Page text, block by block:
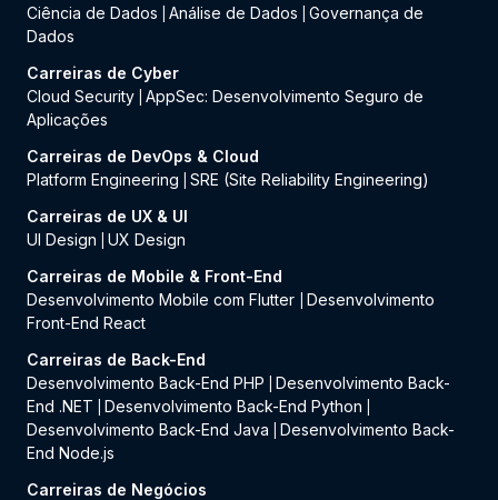
Ciência de Dados
Análise de Dados
Governança de
Dados
Carreiras de Cyber
Cloud Security AppSec: Desenvolvimento Seguro de
Aplicações
Carreiras de DevOps & Cloud
Platform Engineering
SRE (Site Reliability Engineering)
Carreiras de UX & UI
UI Design
UX Design
Carreiras de Mobile & Front-End
Desenvolvimento Mobile com Flutter
Desenvolvimento
Front-End React
Carreiras de Back-End
Desenvolvimento Back-End PHP
Desenvolvimento Back-
End .NET
Desenvolvimento Back-End Python
Desenvolvimento Back-End Java
Desenvolvimento Back-
End Node.js
Carreiras de Negócios